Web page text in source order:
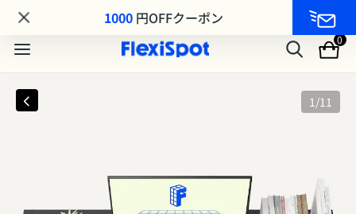
毎月11日は会員の日「クーポンコード：FS08GJ」
0
1/11
1000 円OFFクーポン